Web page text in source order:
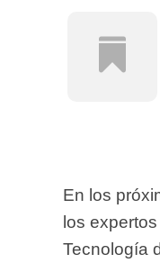
En los
los
Tecnología